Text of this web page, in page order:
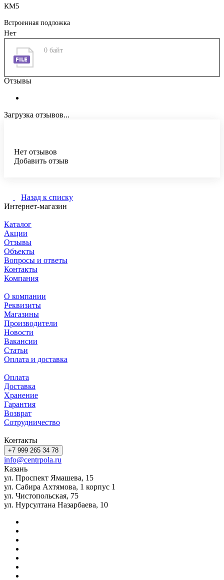
КМ5
Встроенная подложка
Нет
0 байт
Отзывы
Загрузка отзывов...
Нет отзывов
Добавить отзыв
Назад к списку
Интернет-магазин
Каталог
Акции
Отзывы
Объекты
Вопросы и ответы
Контакты
Компания
О компании
Реквизиты
Магазины
Производители
Новости
Вакансии
Статьи
Оплата и доставка
Оплата
Доставка
Хранение
Гарантия
Возврат
Сотрудничество
Контакты
+7 999 265 34 78
info@centrpola.ru
Казань
ул. Проспект Ямашева, 15
ул. Сабира Ахтямова, 1 корпус 1
ул. Чистопольская, 75
ул. Нурсултана Назарбаева, 10